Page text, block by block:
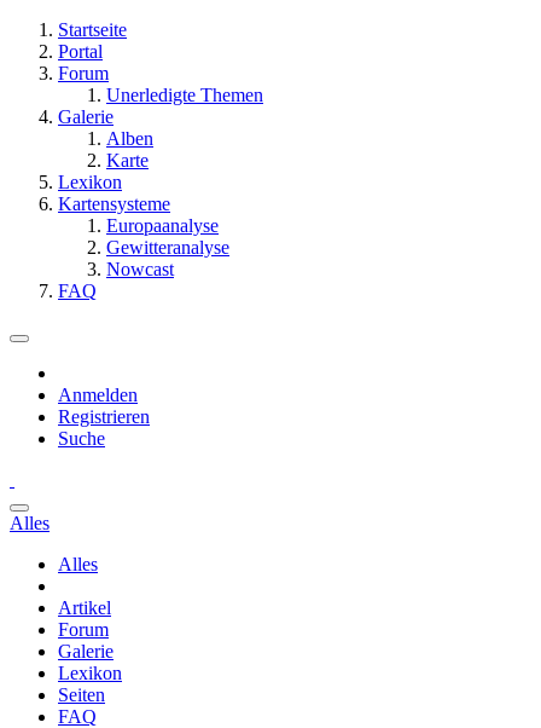
Startseite
Portal
Forum
Unerledigte Themen
Galerie
Alben
Karte
Lexikon
Kartensysteme
Europaanalyse
Gewitteranalyse
Nowcast
FAQ
Anmelden
Registrieren
Suche
Alles
Alles
Artikel
Forum
Galerie
Lexikon
Seiten
FAQ